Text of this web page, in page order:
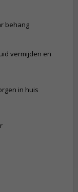
behang
vermijden en
in huis